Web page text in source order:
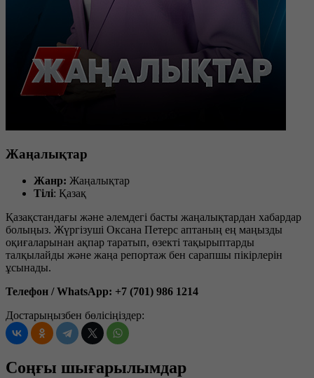
Жаңалықтар
Жанр: Жаңалықтар
Тілі: Қазақ
Қазақстандағы және әлемдегі басты жаңалықтардан хабардар
болыңыз. Жүргізуші Оксана Петерс аптаның ең маңызды
оқиғаларынан ақпар таратып, өзекті тақырыптарды
талқылайды және жаңа репортаж бен сарапшы пікірлерін
ұсынады.
Телефон / WhatsApp: +7 (701) 986 1214
Достарыңызбен бөлісіңіздер:
Соңғы шығарылымдар